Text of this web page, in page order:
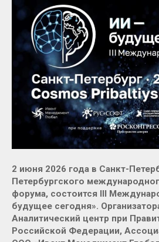
2 июня 2026 года в Санкт-
Петербургского
форума, состоится III
будущее сегодня».
Аналитический центр при
Российской Федерации,